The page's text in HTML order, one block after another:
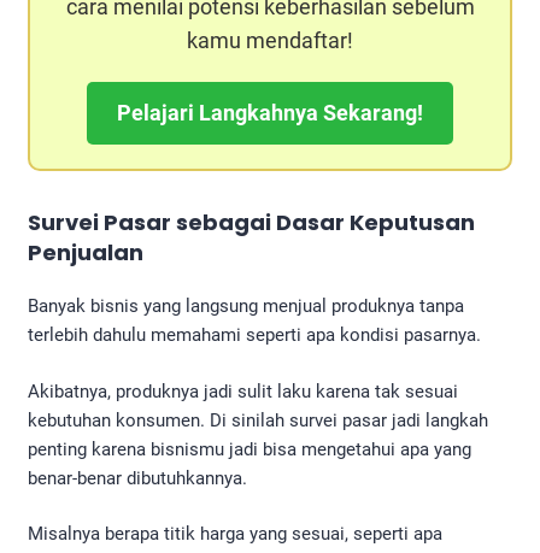
cara menilai potensi keberhasilan sebelum
kamu mendaftar!
Pelajari Langkahnya Sekarang!
Survei Pasar sebagai Dasar Keputusan
Penjualan
Banyak bisnis yang langsung menjual produknya tanpa
terlebih dahulu memahami seperti apa kondisi pasarnya.
Akibatnya, produknya jadi sulit laku karena tak sesuai
kebutuhan konsumen. Di sinilah survei pasar jadi langkah
penting karena bisnismu jadi bisa mengetahui apa yang
benar-benar dibutuhkannya.
Misalnya berapa titik harga yang sesuai, seperti apa